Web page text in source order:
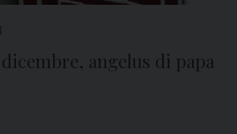
angelus di papa